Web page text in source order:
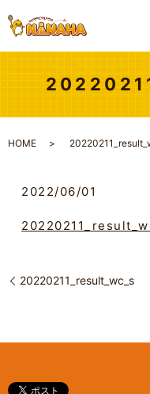
HOME
2022/06/01
20220211_result_wc_s